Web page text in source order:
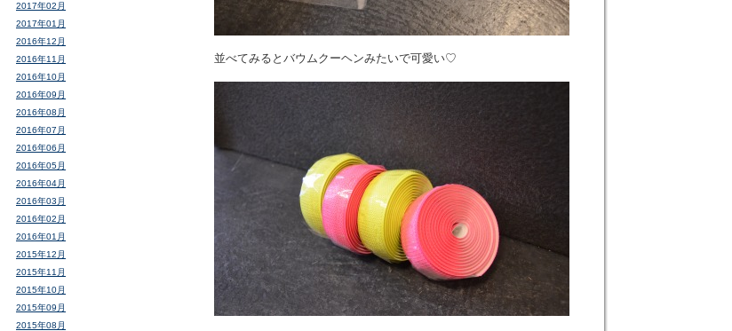
並べてみるとバウムクーヘンみたいで可愛い♡
2017年02月
2017年01月
2016年12月
2016年11月
2016年10月
2016年09月
2016年08月
2016年07月
2016年06月
2016年05月
2016年04月
2016年03月
2016年02月
2016年01月
2015年12月
2015年11月
2015年10月
2015年09月
2015年08月